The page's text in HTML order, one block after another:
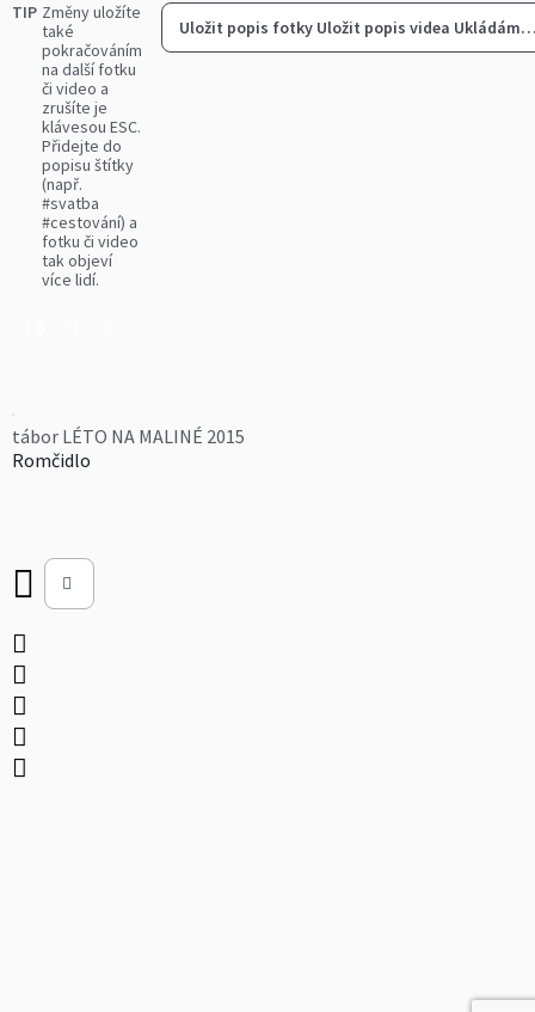
TIP Změny uložíte
také
pokračováním
na další fotku
či video a
zrušíte je
klávesou ESC.
Přidejte do
popisu štítky
(např.
#svatba
#cestování) a
fotku či video
tak objeví
více lidí.
Uložit popis fotky Uložit popis videa
tábor LÉTO NA MALINÉ 2015
Romčidlo